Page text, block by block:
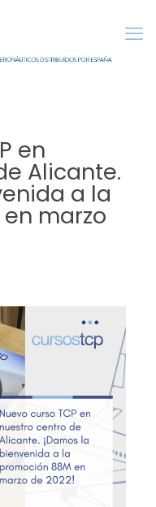
en
Alicante.
a la
marzo